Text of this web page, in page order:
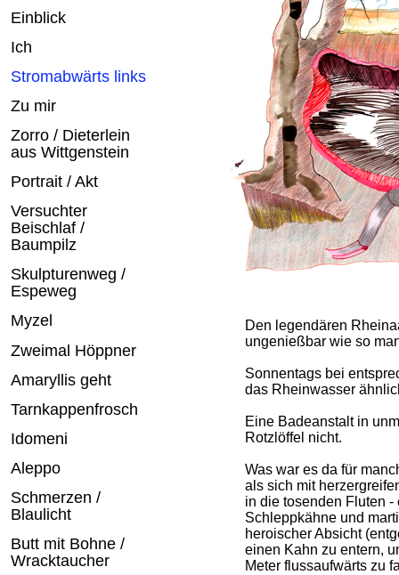
Einblick
Ich
Stromabwärts links
Zu mir
Zorro / Dieterlein
aus Wittgenstein
Portrait / Akt
Versuchter
Beischlaf /
Baumpilz
Skulpturenweg /
Espeweg
Myzel
Zweimal Höppner
Amaryllis geht
Tarnkappenfrosch
Idomeni
Aleppo
Schmerzen /
Blaulicht
Butt mit Bohne /
Wracktaucher
Den legendären
ungenießbar wie so
Sonnentags bei
das Rheinwasser
Eine Badeanstalt in
Rotzlöffel nicht.
Was war es da für
als sich mit
in die tosenden Fluten -
Schleppkähne und
heroischer Absicht
einen Kahn zu entern,
Meter flussaufwärts zu